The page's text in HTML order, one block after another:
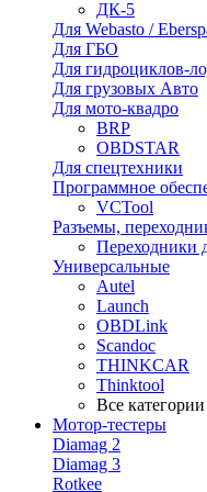
ДК-5
Для Webasto /
Для ГБО
Для гидроциклов-
Для грузовых Авто
Для мото-квадро
BRP
OBDSTAR
Для спецтехники
Программное
VCTool
Разъемы,
Переходники
Универсальные
Autel
Launch
OBDLink
Scandoc
THINKCAR
Thinktool
Все
Мотор-тестеры
Diamag 2
Diamag 3
Rotkee